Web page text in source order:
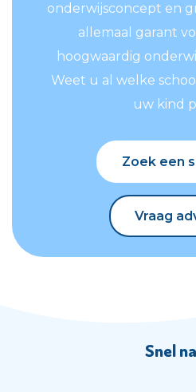
onderwijsconcept en
allemaal garant
hoogwaardig
Weet u al welke
uw kind
Zoek een
Zoek een
Vraag
Vraag
Snel